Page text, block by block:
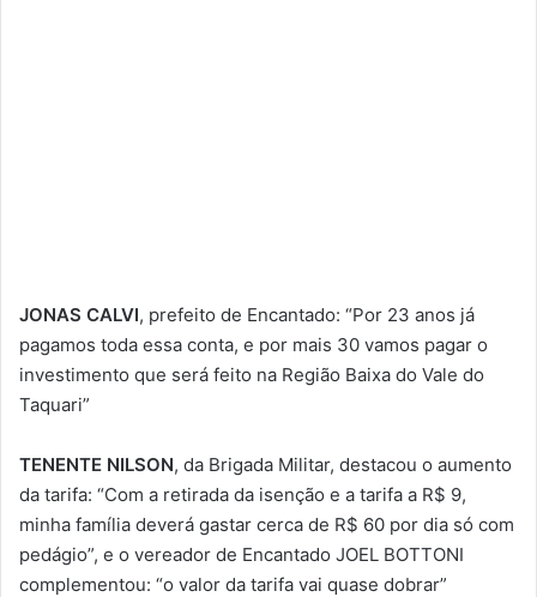
JONAS CALVI, prefeito de Encantado: “Por 23 anos já
pagamos toda essa conta, e por mais 30 vamos pagar o
investimento que será feito na Região Baixa do Vale do
Taquari”
TENENTE NILSON, da Brigada Militar, destacou o aumento
da tarifa: “Com a retirada da isenção e a tarifa a R$ 9,
minha família deverá gastar cerca de R$ 60 por dia só com
pedágio”, e o vereador de Encantado JOEL BOTTONI
complementou: “o valor da tarifa vai quase dobrar”